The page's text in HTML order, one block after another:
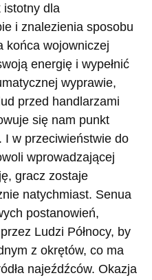
istotny dla
i znalezienia sposobu
końca wojowniczej
energię i wypełnić
wyprawie,
przed handlarzami
się nam punkt
I w przeciwieństwie do
wprowadzającej
gracz zostaje
natychmiast. Senua
postanowień,
Ludzi Północy, by
z okrętów, co ma
najeźdźców. Okazja